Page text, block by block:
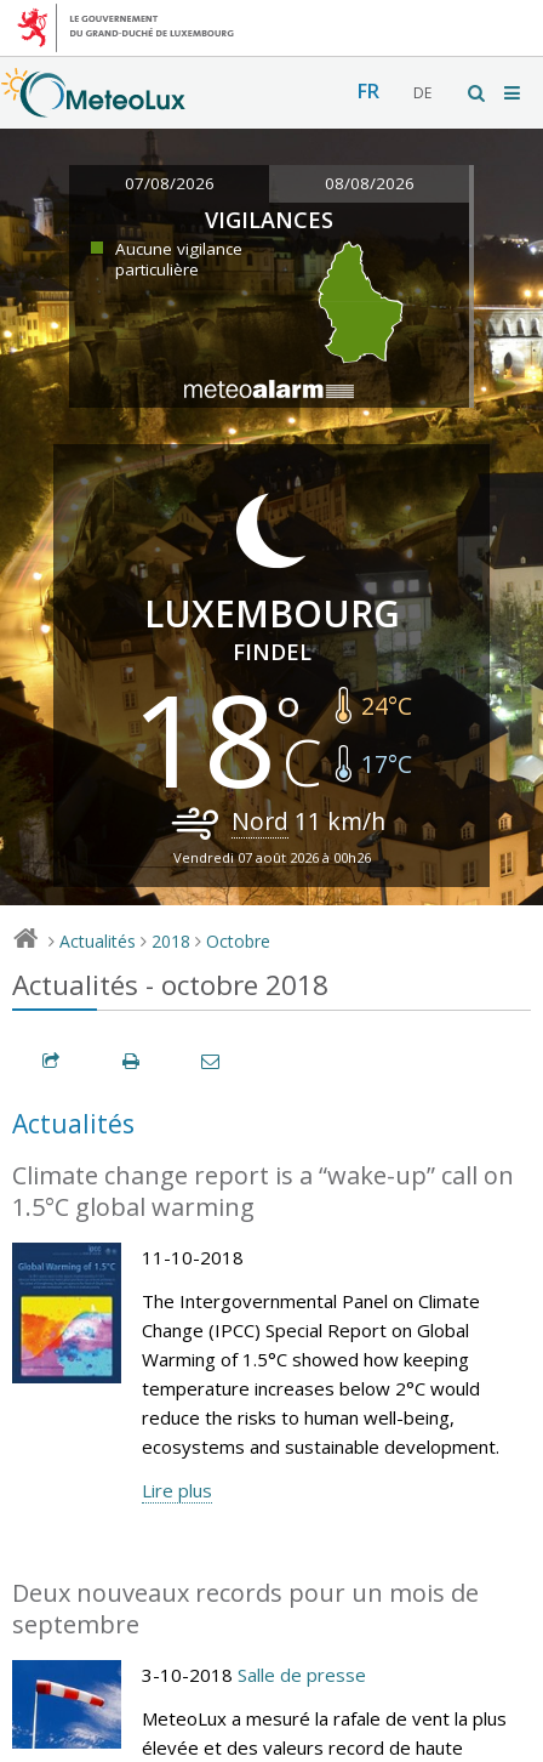
FR DE
07/08/2026 08/08/2026
VIGILANCES
Aucune vigilance
particulière
LUXEMBOURG
FINDEL
18 24°C
17°C
Nord 11km/h
Vendredi 07 août 2026 à 00h26
> Actualités > 2018 > Octobre
Actualités - octobre 2018
Actualités
Climate change report is a “wake-up” call on
1.5°C global warming
11-10-2018
The Intergovernmental Panel on Climate
Change (IPCC) Special Report on Global
Warming of 1.5°C showed how keeping
temperature increases below 2°C would
reduce the risks to human well-being,
ecosystems and sustainable development.
Lire plus
Deux nouveaux records pour un mois de
septembre
3-10-2018 Salle de presse
MeteoLux a mesuré la rafale de vent la plus
élevée et des valeurs record de haute